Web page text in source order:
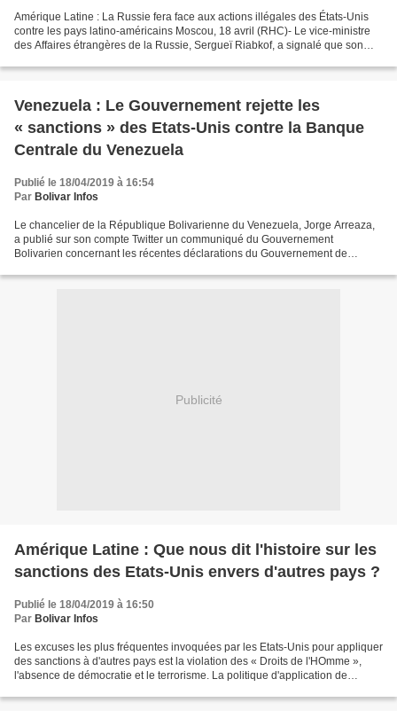
Amérique Latine : La Russie fera face aux actions illégales des États-Unis
contre les pays latino-américains Moscou, 18 avril (RHC)- Le vice-ministre
des Affaires étrangères de la Russie, Sergueï Riabkof, a signalé que son
Venezuela : Le Gouvernement rejette les
« sanctions » des Etats-Unis contre la Banque
Centrale du Venezuela
Publié le 18/04/2019 à 16:54
Par Bolivar Infos
Le chancelier de la République Bolivarienne du Venezuela, Jorge Arreaza,
a publié sur son compte Twitter un communiqué du Gouvernement
Bolivarien concernant les récentes déclarations du Gouvernement de
Publicité
Amérique Latine : Que nous dit l'histoire sur les
sanctions des Etats-Unis envers d'autres pays ?
Publié le 18/04/2019 à 16:50
Par Bolivar Infos
Les excuses les plus fréquentes invoquées par les Etats-Unis pour appliquer
des sanctions à d'autres pays est la violation des « Droits de l'HOmme »,
l'absence de démocratie et le terrorisme. La politique d'application de